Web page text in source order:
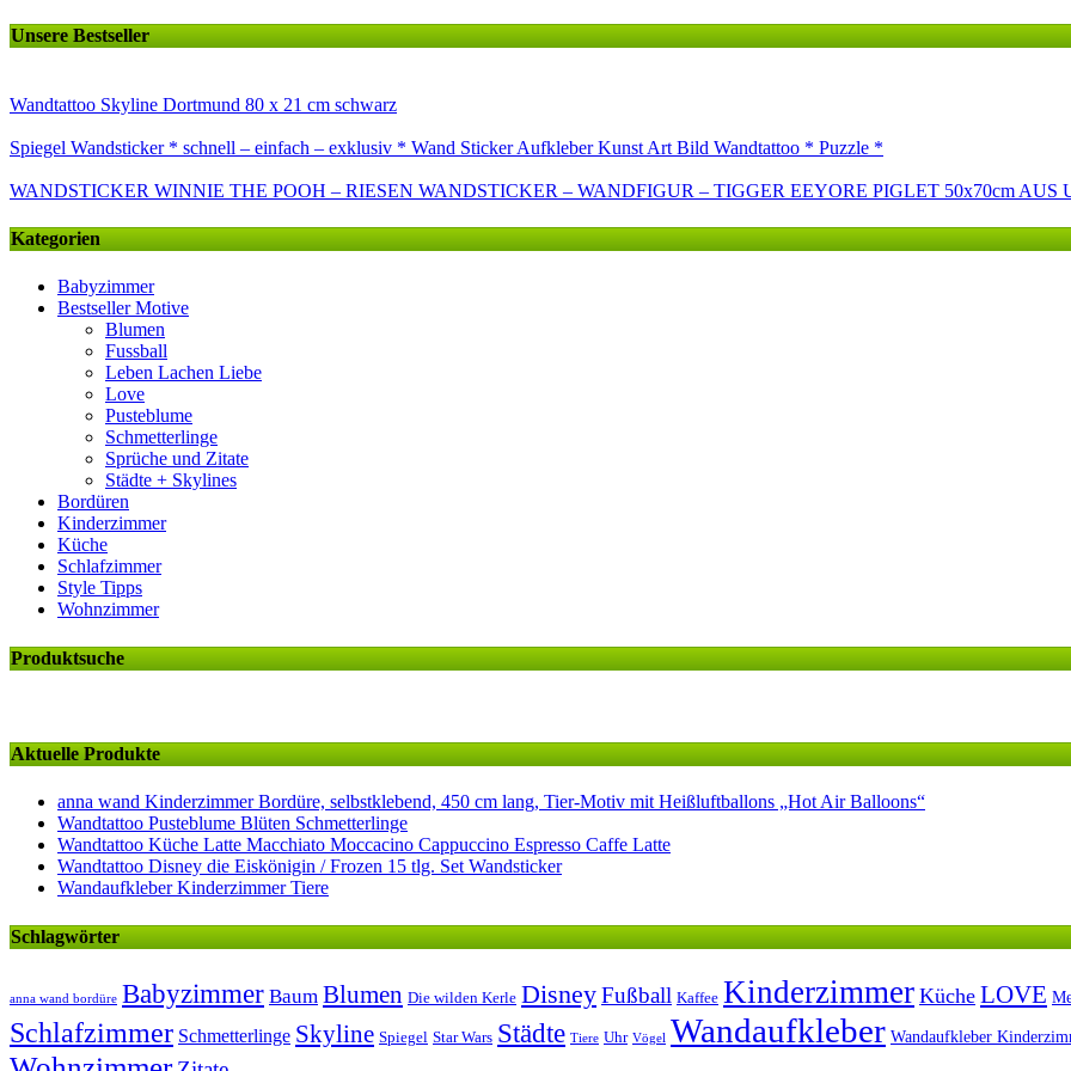
Unsere Bestseller
Wandtattoo Skyline Dortmund 80 x 21 cm schwarz
Spiegel Wandsticker * schnell – einfach – exklusiv * Wand Sticker Aufkleber Kunst Art Bild Wandtattoo * Puzzle *
WANDSTICKER WINNIE THE POOH – RIESEN WANDSTICKER – WANDFIGUR – TIGGER EEYORE PIGLET 50x70cm AUS
Kategorien
Babyzimmer
Bestseller Motive
Blumen
Fussball
Leben Lachen Liebe
Love
Pusteblume
Schmetterlinge
Sprüche und Zitate
Städte + Skylines
Bordüren
Kinderzimmer
Küche
Schlafzimmer
Style Tipps
Wohnzimmer
Produktsuche
Aktuelle Produkte
anna wand Kinderzimmer Bordüre, selbstklebend, 450 cm lang, Tier-Motiv mit Heißluftballons „Hot Air Balloons“
Wandtattoo Pusteblume Blüten Schmetterlinge
Wandtattoo Küche Latte Macchiato Moccacino Cappuccino Espresso Caffe Latte
Wandtattoo Disney die Eiskönigin / Frozen 15 tlg. Set Wandsticker
Wandaufkleber Kinderzimmer Tiere
Schlagwörter
anna wand bordüre Babyzimmer Baum Blumen Die wilden Kerle DisneyFußball Kaffee Kinderzimmer Küche LOVE
Schlafzimmer Schmetterlinge Skyline Spiegel Star Wars Städte Tiere Uhr Vögel Wandaufkleber Wandaufkleber